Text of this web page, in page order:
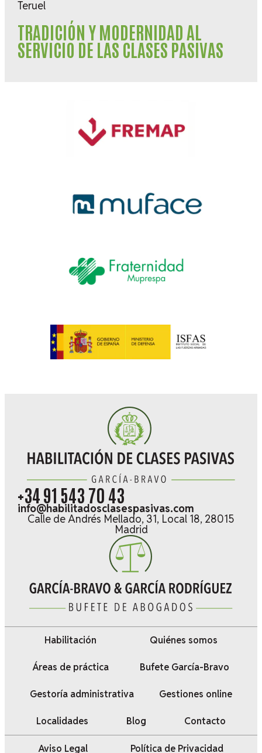
Teruel
TRADICIÓN Y MODERNIDAD AL
SERVICIO DE LAS CLASES PASIVAS
+34 91 543 70 43
info@habilitadosclasespasivas.com
Calle de Andrés Mellado, 31, Local 18, 28015
Madrid
Habilitación Quiénes somos
Áreas de práctica Bufete García-Bravo
Gestoría administrativa Gestiones online
Localidades Blog Contacto
Aviso Legal Política de Privacidad